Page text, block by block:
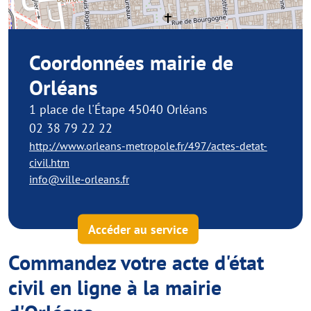
Coordonnées mairie de
Orléans
1 place de l'Étape 45040 Orléans
02 38 79 22 22
http://www.orleans-metropole.fr/497/actes-detat-
civil.htm
info@ville-orleans.fr
Accéder au service
Commandez votre acte d'état
civil en ligne à la mairie